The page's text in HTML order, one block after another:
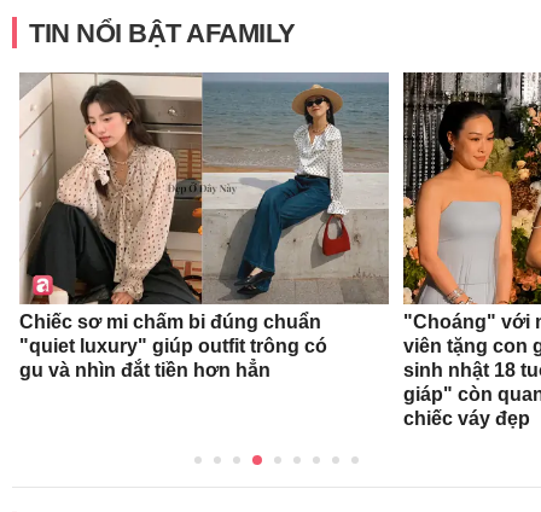
TIN NỔI BẬT AFAMILY
Chiếc sơ mi chấm bi đúng chuẩn
"quiet luxury" giúp outfit trông có
gu và nhìn đắt tiền hơn hẳn
"Choáng" với
viên tặng con
sinh nhật 18
giáp" còn
chiếc váy đẹp